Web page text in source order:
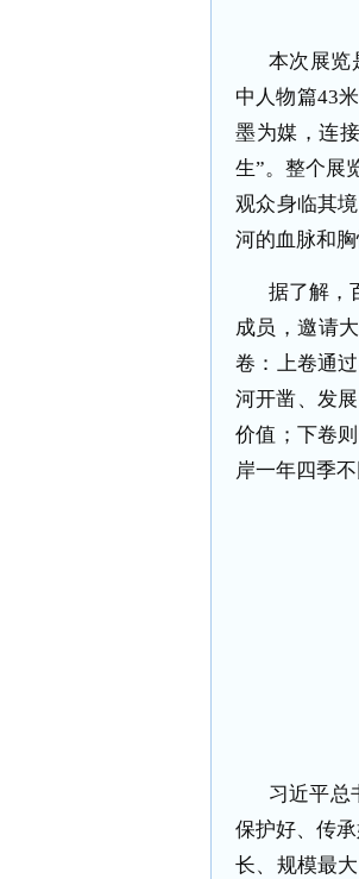
本次展览
中人物篇43
墨为媒，连
生”。整个展
观众身临其
河的血脉和胸
据了解，
成员，邀请
卷：上卷通
河开凿、发
价值；下卷
岸一年四季
习近平总
保护好、传
长、规模最